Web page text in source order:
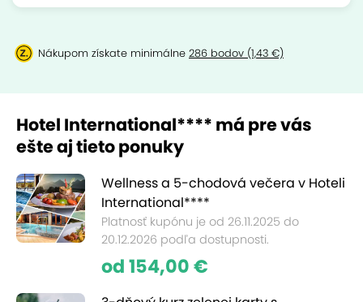
Nákupom získate minimálne 286 bodov (1,43 €)
Hotel International**** má pre vás
ešte aj tieto ponuky
Wellness a 5-chodová večera v Hoteli
International****
Platnosť kupónu je od 26.11.2025 do
20.12.2026 podľa dostupnosti.
od 154,00 €